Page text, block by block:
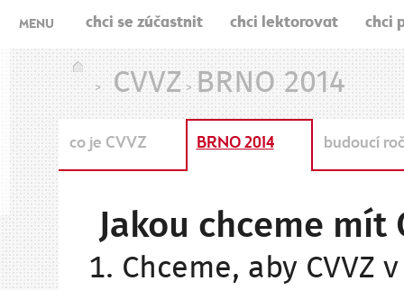
chci se zúčastnit chci lektorovat chci
MENU
> CVVZ > BRNO 2014
co je CVVZ BRNO 2014 budoucí
Jakou chceme mít
Chceme, aby CVVZ